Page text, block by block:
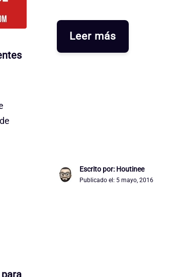
Leer más
Escrito por: Houtinee
Publicado el: 5 mayo, 2016